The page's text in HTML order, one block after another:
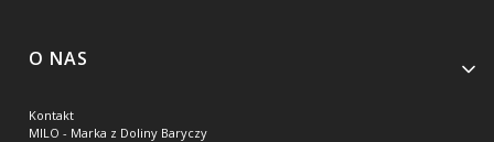
Linki w stopce
O NAS
Kontakt
MILO - Marka z Doliny Baryczy